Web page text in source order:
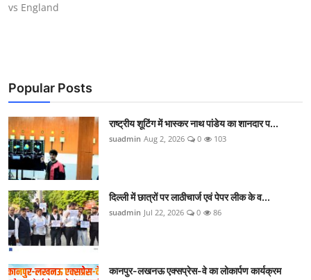
राज्य
खेल
चुनाव
स्वास्थ्य
मनोरंजन
vs England
Popular Posts
राष्ट्रीय शूटिंग में भास्कर नाथ पांडेय का शानदार प...
suadmin Aug 2, 2026 0 103
दिल्ली में छात्रों पर लाठीचार्ज एवं पेपर लीक के व...
suadmin Jul 22, 2026 0 86
कानपुर-लखनऊ एक्सप्रेस-वे का लोकार्पण कार्यक्रम